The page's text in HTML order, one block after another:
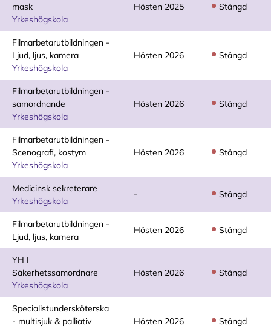
mask
Yrkeshögskola
Hösten 2025 Stängd
Filmarbetarutbildningen -
Ljud, ljus, kamera
Yrkeshögskola
Hösten 2026 Stängd
Filmarbetarutbildningen -
samordnande
Yrkeshögskola
Hösten 2026 Stängd
Filmarbetarutbildningen -
Scenografi, kostym
Yrkeshögskola
Hösten 2026 Stängd
Medicinsk sekreterare
Yrkeshögskola
- Stängd
Filmarbetarutbildningen -
Ljud, ljus, kamera
Hösten 2026 Stängd
YH I
Säkerhetssamordnare
Yrkeshögskola
Hösten 2026 Stängd
Specialistundersköterska
- multisjuk & palliativ
Hösten 2026 Stängd